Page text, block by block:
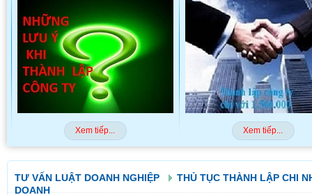
Xem tiếp... Xem tiếp...
TƯ VẤN LUẬT DOANH NGHIỆP
THỦ TỤC THÀNH LẬP CHI
DOANH